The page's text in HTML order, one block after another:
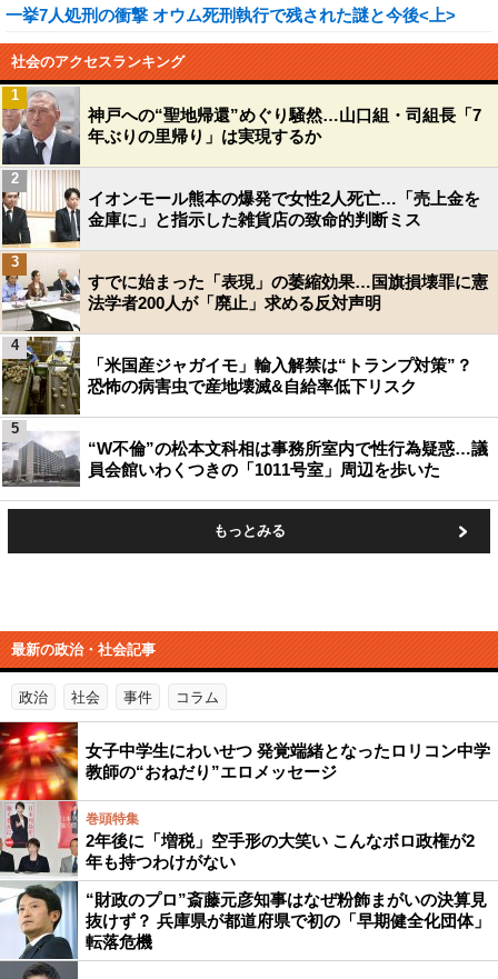
一挙7人処刑の衝撃 オウム死刑執行で残された謎と今後<上>
社会のアクセスランキング
神戸への“聖地帰還”めぐり騒然…山口組・司組長「7
年ぶりの里帰り」は実現するか
1
イオンモール熊本の爆発で女性2人死亡…「売上金を
金庫に」と指示した雑貨店の致命的判断ミス
2
すでに始まった「表現」の萎縮効果…国旗損壊罪に憲
法学者200人が「廃止」求める反対声明
3
「米国産ジャガイモ」輸入解禁は“トランプ対策”？
恐怖の病害虫で産地壊滅&自給率低下リスク
4
“W不倫”の松本文科相は事務所室内で性行為疑惑…議
員会館いわくつきの「1011号室」周辺を歩いた
5
もっとみる
最新の政治・社会記事
政治 社会 事件 コラム
女子中学生にわいせつ 発覚端緒となったロリコン中学
教師の“おねだり”エロメッセージ
巻頭特集
2年後に「増税」空手形の大笑い こんなボロ政権が2
年も持つわけがない
“財政のプロ”斎藤元彦知事はなぜ粉飾まがいの決算見
抜けず？ 兵庫県が都道府県で初の「早期健全化団体」
転落危機